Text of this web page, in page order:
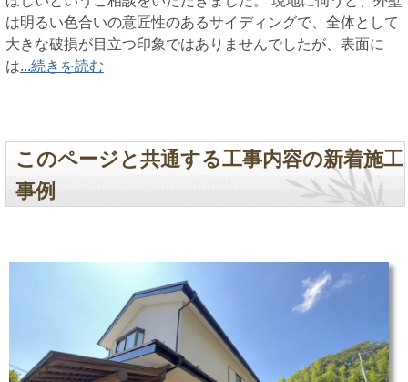
は明るい色合いの意匠性のあるサイディングで、全体として
大きな破損が目立つ印象ではありませんでしたが、表面に
は...続きを読む
このページと共通する工事内容の新着施工
事例